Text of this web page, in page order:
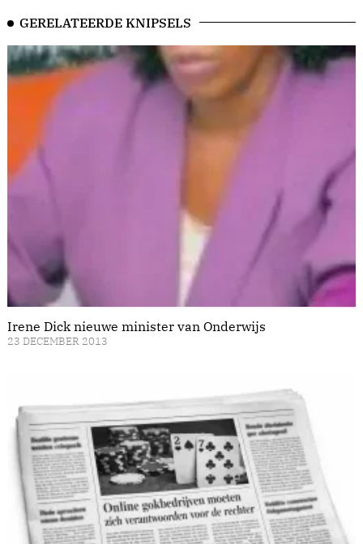
GERELATEERDE KNIPSELS
Irene Dick nieuwe minister van Onderwijs
23 DECEMBER 2013